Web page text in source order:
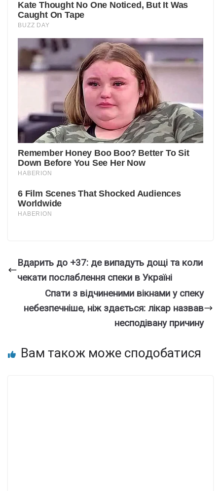
Вдарить до +37: де випадуть дощі та коли
чекати послаблення спеки в Україні
Спати з відчиненими вікнами у спеку
небезпечніше, ніж здається: лікар назвав
несподівану причину
Вам також може сподобатися